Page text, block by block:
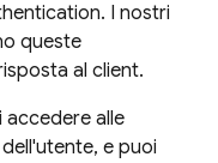
. I nostri
queste
al client.
alle
e puoi